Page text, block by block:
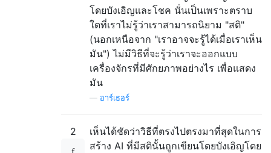
โดยบังเอิญและโชค นั่นเป็นเพราะตราบ
ใดที่เราไม่รู้ว่าเราสามารถนิยาม "สติ"
(นอกเหนือจาก "เราอาจจะรู้ได้เมื่อเราเห็น
มัน") ไม่มีวิธีที่จะรู้ว่าเราจะออกแบบ
เครื่องจักรที่มีศักยภาพอย่างไร เพื่อแสดง
มัน
อาร์เธอร์
2
เห็นได้ชัดว่าวิธีที่ตรงไปตรงมาที่สุดในการ
สร้าง AI ที่มีสตินั้นถูกเขียนโดยบังเอิญโดย